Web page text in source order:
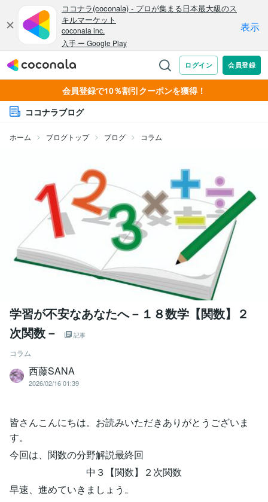
会員登録で10％割引クーポンを獲得！
ココナラブログ
ホーム ブログトップ ブログ コラム
学習が不安なあなたへ－１８数学【関数】２
次関数－
記事
コラム
西藤SANA
2026/02/16 01:39
皆さんこんにちは。お読みいただきありがとうございま
す。
今回は、関数の分野解説最終回
中３【関数】２次関数
早速、進めていきましょう。